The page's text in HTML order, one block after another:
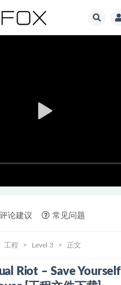
评论建议 常见问题
工程 Level 3 正文
Riot – Save Yourself